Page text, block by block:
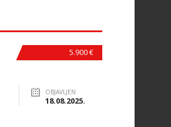
5.900 €
OBJAVLJEN
18.08.2025.